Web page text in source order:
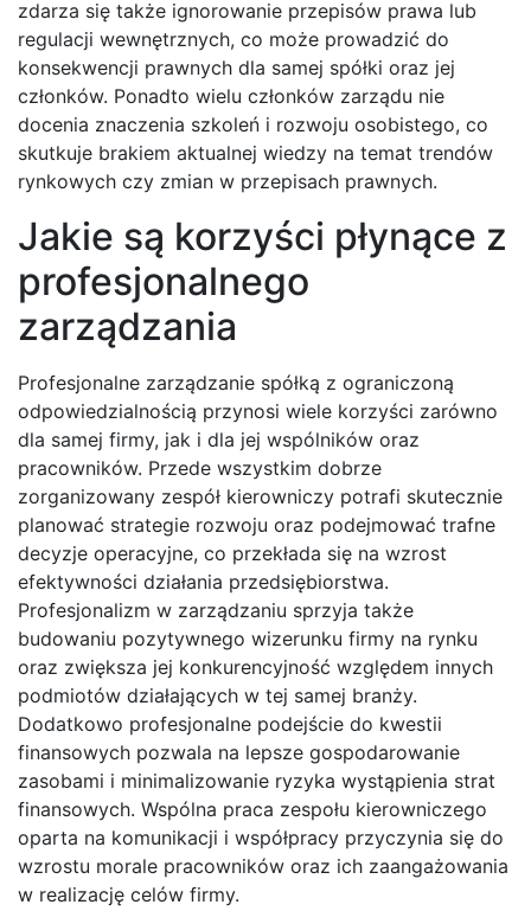
zdarza się także ignorowanie przepisów prawa lub
regulacji wewnętrznych, co może prowadzić do
konsekwencji prawnych dla samej spółki oraz jej
członków. Ponadto wielu członków zarządu nie
docenia znaczenia szkoleń i rozwoju osobistego, co
skutkuje brakiem aktualnej wiedzy na temat trendów
rynkowych czy zmian w przepisach prawnych.
Jakie są korzyści płynące z
profesjonalnego
zarządzania
Profesjonalne zarządzanie spółką z ograniczoną
odpowiedzialnością przynosi wiele korzyści zarówno
dla samej firmy, jak i dla jej wspólników oraz
pracowników. Przede wszystkim dobrze
zorganizowany zespół kierowniczy potrafi skutecznie
planować strategie rozwoju oraz podejmować trafne
decyzje operacyjne, co przekłada się na wzrost
efektywności działania przedsiębiorstwa.
Profesjonalizm w zarządzaniu sprzyja także
budowaniu pozytywnego wizerunku firmy na rynku
oraz zwiększa jej konkurencyjność względem innych
podmiotów działających w tej samej branży.
Dodatkowo profesjonalne podejście do kwestii
finansowych pozwala na lepsze gospodarowanie
zasobami i minimalizowanie ryzyka wystąpienia strat
finansowych. Wspólna praca zespołu kierowniczego
oparta na komunikacji i współpracy przyczynia się do
wzrostu morale pracowników oraz ich zaangażowania
w realizację celów firmy.